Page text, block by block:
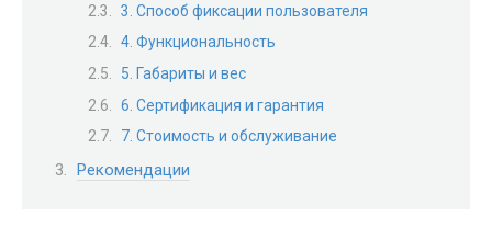
3. Способ фиксации пользователя
4. Функциональность
5. Габариты и вес
6. Сертификация и гарантия
7. Стоимость и обслуживание
Рекомендации